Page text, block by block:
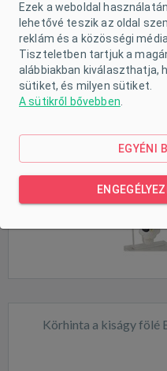
Körhinta a
Raktáron
Körhinta a kiságy fölé
Ezek a weboldal
lehetővé teszik az oldal
reklám és a közösségi
Tiszteletben tartjuk a
alábbiakban kiválaszthatja,
sütiket, és milyen sütiket.
A sütikről bővebben
EGYÉNI